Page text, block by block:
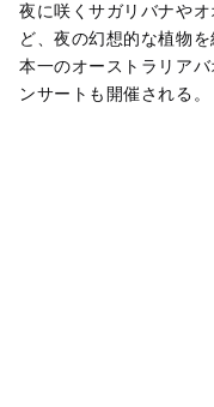
夜に咲くサガリバナや
ど、夜の幻想的な植物
本一のオーストラリア
ンサートも開催される。